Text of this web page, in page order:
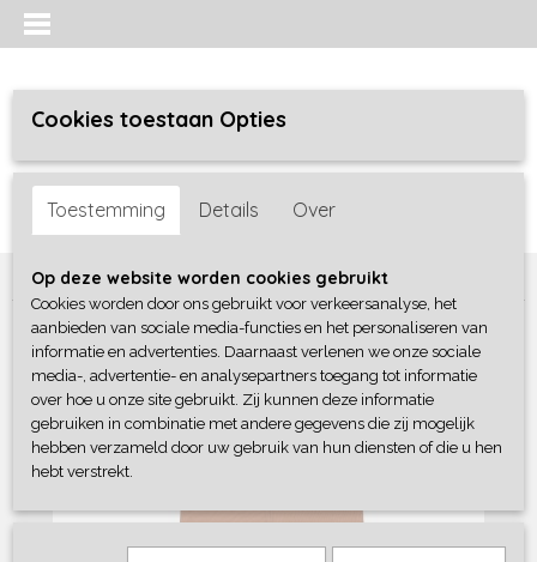
Inloggen Registreren
Home >Jongens baby>broeken>Frogs and Dogs
Cookies toestaan Opties
Toestemming Details Over
Op deze website worden cookies gebruikt
Cookies worden door ons gebruikt voor verkeersanalyse, het
aanbieden van sociale media-functies en het personaliseren van
informatie en advertenties. Daarnaast verlenen we onze sociale
media-, advertentie- en analysepartners toegang tot informatie
over hoe u onze site gebruikt. Zij kunnen deze informatie
gebruiken in combinatie met andere gegevens die zij mogelijk
hebben verzameld door uw gebruik van hun diensten of die u hen
hebt verstrekt.